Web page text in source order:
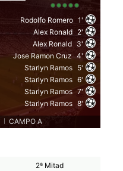
Rodolfo Romero 1'
Alex Ronald 2'
Alex Ronald 3'
Jose Ramon Cruz 4'
Starlyn Ramos 5'
Starlyn Ramos 6'
Starlyn Ramos 7'
Starlyn Ramos 8'
CAMPO A
2ª Mitad